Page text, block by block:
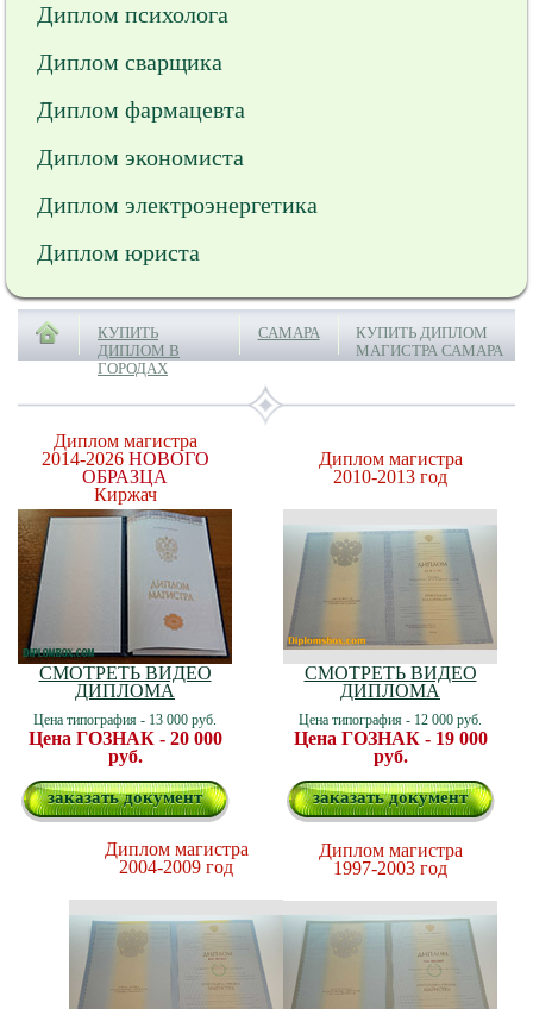
Диплом психолога
Диплом сварщика
Диплом фармацевта
Диплом экономиста
Диплом электроэнергетика
Диплом юриста
КУПИТЬ
ДИПЛОМ В
ГОРОДАХ
САМАРА
КУПИТЬ ДИПЛОМ
МАГИСТРА САМАРА
Диплом магистра
2014-2026 НОВОГО
ОБРАЗЦА
Киржач
СМОТРЕТЬ ВИДЕО
ДИПЛОМА
Цена типография - 13 000 руб.
Цена ГОЗНАК - 20 000
руб.
заказать документ
Диплом магистра
2010-2013 год
СМОТРЕТЬ ВИДЕО
ДИПЛОМА
Цена типография - 12 000 руб.
Цена ГОЗНАК - 19 000
руб.
заказать документ
Диплом магистра
2004-2009 год
Диплом магистра
1997-2003 год